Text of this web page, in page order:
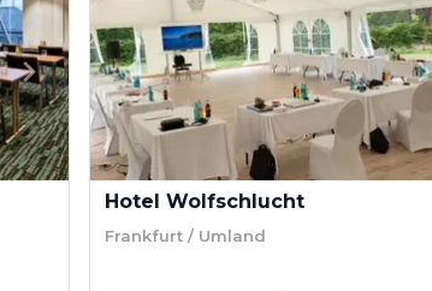
Hotel Wolfschlucht
Frankfurt / Umland